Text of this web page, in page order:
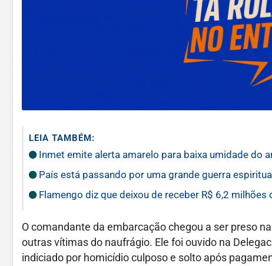
LEIA TAMBÉM:
Inmet emite alerta amarelo para baixa umidade do
País está passando por uma grande guerra
Flamengo diz que deixou de receber R$ 6,2 milhões
O comandante da embarcação chegou a ser preso
outras vítimas do naufrágio. Ele foi ouvido na
indiciado por homicídio culposo e solto após